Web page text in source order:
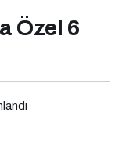
Özel 6